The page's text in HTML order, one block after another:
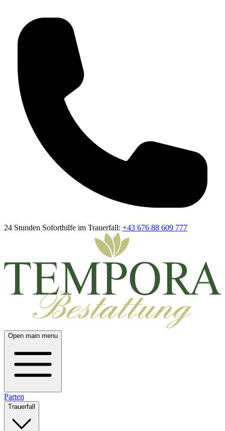
24 Stunden Soforthilfe im Trauerfall: +43 676 88 609 777
Open main menu
Parten
Trauerfall